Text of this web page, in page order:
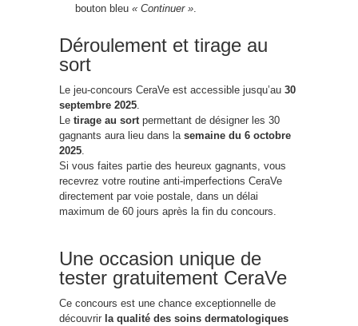
bouton bleu « Continuer »
Déroulement et tirage au
sort
Le jeu-concours CeraVe est accessible jusqu’au 30
septembre 2025
Le tirage au sort permettant de désigner les 30
gagnants aura lieu dans la semaine du 6 octobre
2025
Si vous faites partie des heureux gagnants, vous
recevrez votre routine anti-imperfections CeraVe
directement par voie postale, dans un délai
maximum de 60 jours après la fin du concours.
Une occasion unique de
tester gratuitement CeraVe
Ce concours est une chance exceptionnelle de
découvrir la qualité des soins dermatologiques